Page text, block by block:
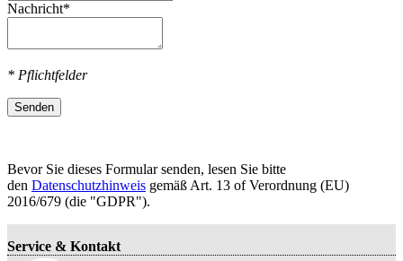
Nachricht*
* Pflichtfelder
Senden
Bevor Sie dieses Formular senden, lesen Sie bitte
den Datenschutzhinweis gemäß Art. 13 оf Verordnung (EU)
2016/679 (die "GDPR").
Service & Kontakt